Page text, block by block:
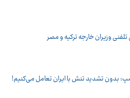
وزیران خارجه ترکیه و مصر
بدون تشدید تنش با ایران تعامل می‌کنیم!